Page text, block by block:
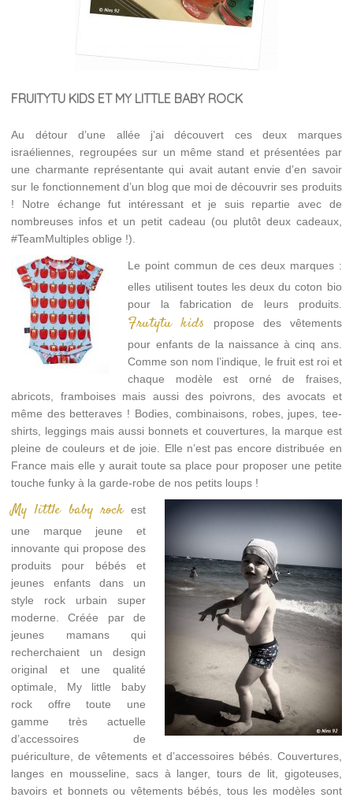
FRUITYTU KIDS ET MY LITTLE BABY ROCK
Au détour d’une allée j’ai découvert ces deux marques
israéliennes, regroupées sur un même stand et présentées par
une charmante représentante qui avait autant envie d’en savoir
sur le fonctionnement d’un blog que moi de découvrir ses produits
! Notre échange fut intéressant et je suis repartie avec de
nombreuses infos et un petit cadeau (ou plutôt deux cadeaux,
#TeamMultiples oblige !).
Le point commun de ces deux marques :
elles utilisent toutes les deux du coton bio
pour la fabrication de leurs produits.
Frutytu kids propose des vêtements
pour enfants de la naissance à cinq ans.
Comme son nom l’indique, le fruit est roi et
chaque modèle est orné de fraises,
abricots, framboises mais aussi des poivrons, des avocats et
même des betteraves ! Bodies, combinaisons, robes, jupes, tee-
shirts, leggings mais aussi bonnets et couvertures, la marque est
pleine de couleurs et de joie. Elle n’est pas encore distribuée en
France mais elle y aurait toute sa place pour proposer une petite
touche funky à la garde-robe de nos petits loups !
My little baby rockest
une marque jeune et
innovante qui propose des
produits pour bébés et
jeunes enfants dans un
style rock urbain super
moderne. Créée par de
jeunes mamans qui
recherchaient un design
original et une qualité
optimale, My little baby
rock offre toute une
gamme très actuelle
d’accessoires de
puériculture, de vêtements et d’accessoires bébés. Couvertures,
langes en mousseline, sacs à langer, tours de lit, gigoteuses,
bavoirs et bonnets ou vêtements bébés, tous les modèles sont